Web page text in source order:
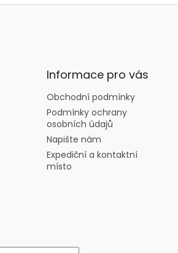
Informace pro vás
Obchodní podmínky
Podmínky ochrany
osobních údajů
Napište nám
Expediční a kontaktní
místo